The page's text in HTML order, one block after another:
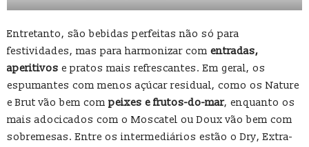
Entretanto, são bebidas perfeitas não só para
festividades, mas para harmonizar com entradas,
aperitivos e pratos mais refrescantes. Em geral, os
espumantes com menos açúcar residual, como os Nature
e Brut vão bem com peixes e frutos-do-mar, enquanto os
mais adocicados com o Moscatel ou Doux vão bem com
sobremesas. Entre os intermediários estão o Dry, Extra-